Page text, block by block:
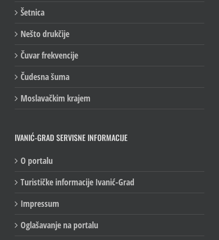
Šetnica
Nešto drukčije
Čuvar frekvencije
Čudesna šuma
Moslavačkim krajem
IVANIĆ-GRAD SERVISNE INFORMACIJE
O portalu
Turističke informacije Ivanić-Grad
Impressum
Oglašavanje na portalu